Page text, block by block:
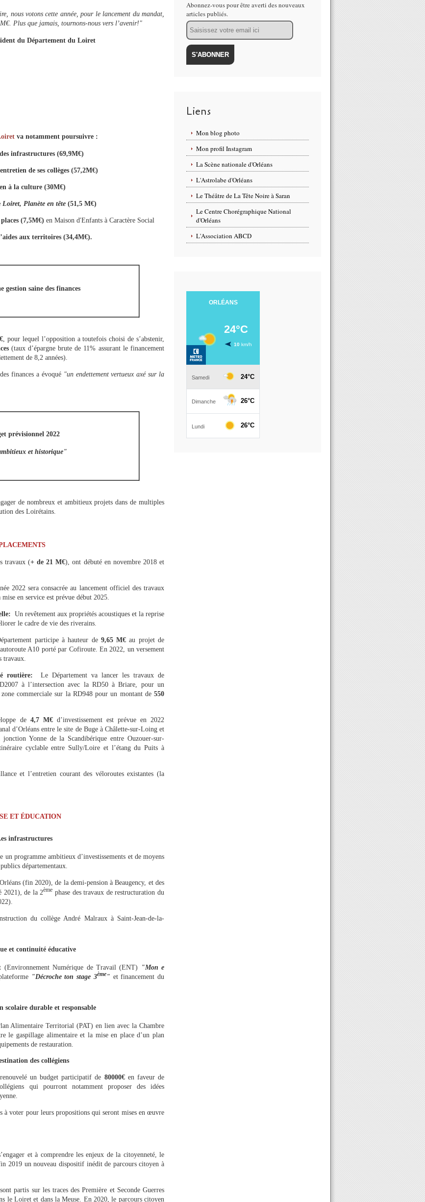
nous votons cette année, pour le lancement du mandat,
Plus que jamais, tournons-nous vers l’avenir!"
du Département du Loiret
va notamment poursuivre :
infrastructures (69,9M€)
de ses collèges (57,2M€)
à la culture (30M€)
Loiret, Planète en tête (51,5 M€)
(7,5M€) en Maison d'Enfants à Caractère Social
aux territoires (34,4M€).
gestion saine des finances
, pour lequel l’opposition a toutefois choisi de s’abstenir,
(taux d’épargne brute de 11% assurant le financement
de 8,2 années).
finances a évoqué "un endettement vertueux axé sur la
prévisionnel 2022
et historique"
de nombreux et ambitieux projets dans de multiples
des Loirétains.
travaux (+ de 21 M€), ont débuté en novembre 2018 et
2022 sera consacrée au lancement officiel des travaux
en service est prévue début 2025.
Un revêtement aux propriétés acoustiques et la reprise
le cadre de vie des riverains.
participe à hauteur de 9,65 M€au projet de
A10 porté par Cofiroute. En 2022, un versement
travaux.
routière:
Le Département va lancer les travaux de
à l’intersection avec la RD50 à Briare, pour un
zone commerciale sur la RD948 pour un montant de550
de 4,7 M€d’investissement est prévue en 2022
d’Orléans entre le site de Buge à Châlette-sur-Loing et
Yonne de la Scandibérique entre Ouzouer-sur-
cyclable entre Sully/Loire et l’étang du Puits à
et l’entretien courant des véloroutes existantes (la
ET ÉDUCATION
infrastructures
un programme ambitieux d’investissements et de moyens
départementaux.
(fin 2020), de la demi-pension à Beaugency, et des
2021), de la 2ème phase des travaux de restructuration du
du collège André Malraux à Saint-Jean-de-la-
et continuité éducative
(Environnement Numérique de Travail (ENT)
"Mon e
"Décroche ton stage 3ème" et financement du
scolaire durable et responsable
Alimentaire Territorial (PAT) en lien avec la Chambre
le gaspillage alimentaire et la mise en place d’un plan
de restauration.
des collégiens
un budget participatif de 80000€ en faveur de
qui pourront notamment proposer des idées
à voter pour leurs propositions qui seront mises en œuvre
et à comprendre les enjeux de la citoyenneté, le
2019 un nouveau dispositif inédit de parcours citoyen à
partis sur les traces des Première et Seconde Guerres
le Loiret et dans la Meuse. En 2020, le parcours citoyen
Abonnez-vous pour être averti des nouveaux
articles publiés.
Email
Liens
Mon blog photo
Mon profil Instagram
La Scène nationale d'Orléans
L'Astrolabe d'Orléans
Le Théâtre de La Tête Noire à Saran
Le Centre Chorégraphique National
d'Orléans
L'Association ABCD